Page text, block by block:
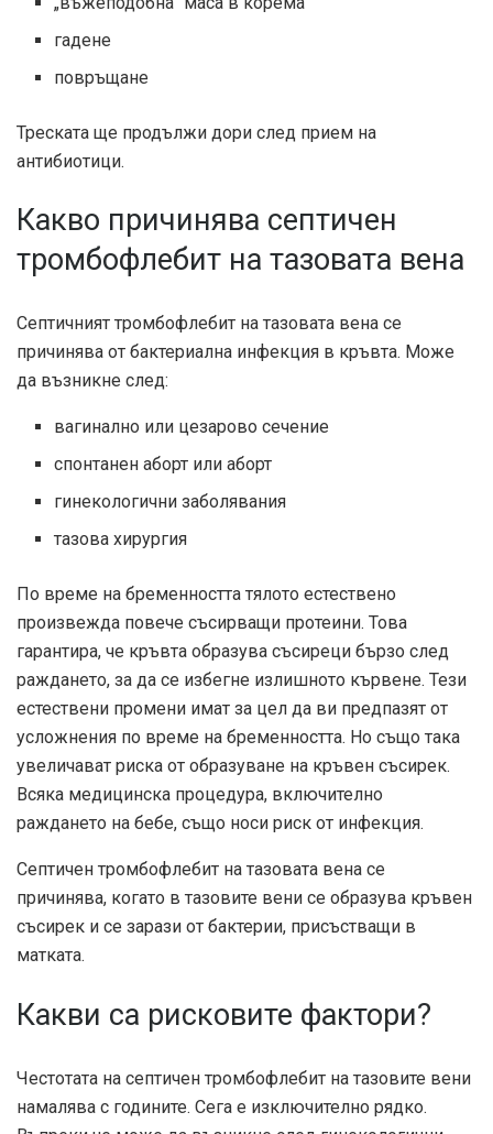
гадене
повръщане
Треската ще продължи дори след прием на
антибиотици.
Какво причинява септичен
тромбофлебит на тазовата вена
Септичният тромбофлебит на тазовата вена се
причинява от бактериална инфекция в кръвта. Може
да възникне след:
вагинално или цезарово сечение
спонтанен аборт или аборт
гинекологични заболявания
тазова хирургия
По време на бременността тялото естествено
произвежда повече съсирващи протеини. Това
гарантира, че кръвта образува съсиреци бързо след
раждането, за да се избегне излишното кървене. Тези
естествени промени имат за цел да ви предпазят от
усложнения по време на бременността. Но също така
увеличават риска от образуване на кръвен съсирек.
Всяка медицинска процедура, включително
раждането на бебе, също носи риск от инфекция.
Септичен тромбофлебит на тазовата вена се
причинява, когато в тазовите вени се образува кръвен
съсирек и се зарази от бактерии, присъстващи в
матката.
Какви са рисковите фактори?
Честотата на септичен тромбофлебит на тазовите вени
намалява с годините. Сега е изключително рядко.